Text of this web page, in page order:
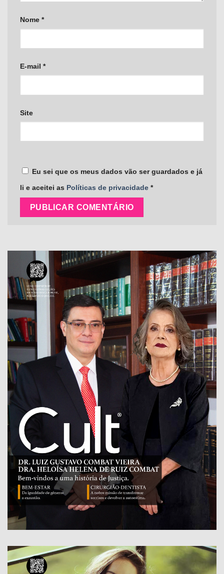
Nome *
E-mail *
Site
Eu sei que os meus dados vão ser guardados e já
li e aceitei as Políticas de privacidade *